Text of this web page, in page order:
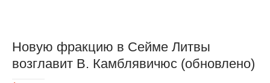
Новую фракцию в Сейме Литвы
возглавит В. Камблявичюс (обновлено)